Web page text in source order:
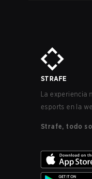
STRAFE
La experiencia
esports en la
Strafe, todo